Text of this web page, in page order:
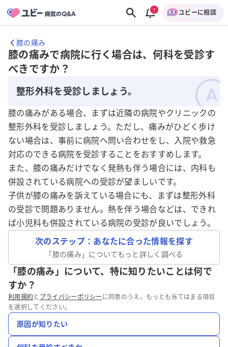
ユビーに相談
膝の痛み
膝の痛みで病院に行く場合は、何科を受診す
べきですか？
整形外科を受診しましょう。
膝の痛みがある場合、まずは近隣の病院やクリニックの
整形外科を受診しましょう。ただし、痛みがひどく歩け
ない場合は、事前に病院へ問い合わせをし、入院や救急
対応のできる病院を受診することをおすすめします。
また、膝の痛みだけでなく発熱も伴う場合には、内科も
併設されている病院への受診が望ましいです。
子供が膝の痛みを訴えている場合にも、まずは整形外科
の受診で問題ありません。熱を伴う場合などは、できれ
ば小児科も併設されている病院の受診が良いでしょう。
次のステップ：あなたに合った情報を探す
「膝の痛み 」についてもっと詳しく調べる
「膝の痛み」について、特に知りたいことは何で
すか？
利用規約と プライバシーポリシー に同意のうえ、もっとも当てはまる項目
を選択してください。
原因が知りたい